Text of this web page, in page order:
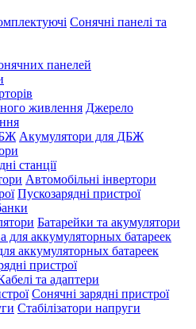
Сонячні панелі та
панелей
Джерело
Акумулятори для ДБЖ
станції
Автомобільні інвертори
Пускозарядні пристрої
Батарейки та акумулятори
аккумуляторных батареек
пристрої
та адаптери
Сонячні зарядні пристрої
Стабілізатори напруги